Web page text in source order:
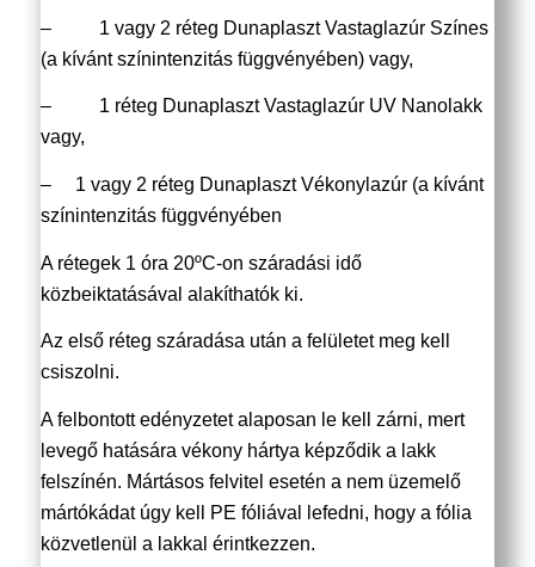
– 1 vagy 2 réteg Dunaplaszt Vastaglazúr Színes
(a kívánt színintenzitás függvényében) vagy,
– 1 réteg Dunaplaszt Vastaglazúr UV Nanolakk
vagy,
– 1 vagy 2 réteg Dunaplaszt Vékonylazúr (a kívánt
színintenzitás függvényében
A rétegek 1 óra 20ºC-on száradási idő
közbeiktatásával alakíthatók ki.
Az első réteg száradása után a felületet meg kell
csiszolni.
A felbontott edényzetet alaposan le kell zárni, mert
levegő hatására vékony hártya képződik a lakk
felszínén. Mártásos felvitel esetén a nem üzemelő
mártókádat úgy kell PE fóliával lefedni, hogy a fólia
közvetlenül a lakkal érintkezzen.